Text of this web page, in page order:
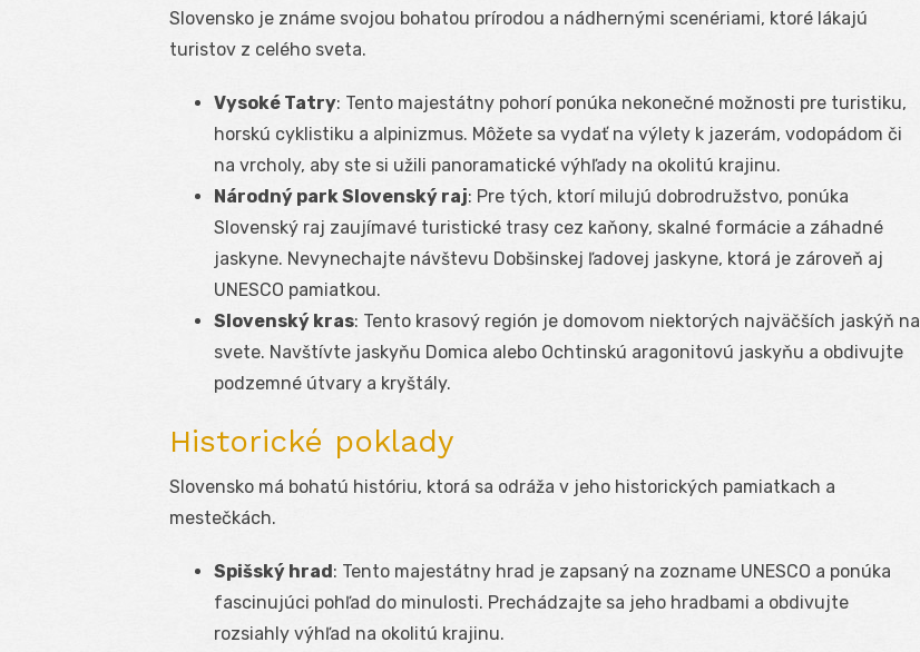
Slovensko je známe svojou bohatou prírodou a nádhernými scenériami, ktoré lákajú
turistov z celého sveta.
Vysoké Tatry: Tento majestátny pohorí ponúka nekonečné možnosti pre turistiku,
horskú cyklistiku a alpinizmus. Môžete sa vydať na výlety k jazerám, vodopádom či
na vrcholy, aby ste si užili panoramatické výhľady na okolitú krajinu.
Národný park Slovenský raj: Pre tých, ktorí milujú dobrodružstvo, ponúka
Slovenský raj zaujímavé turistické trasy cez kaňony, skalné formácie a záhadné
jaskyne. Nevynechajte návštevu Dobšinskej ľadovej jaskyne, ktorá je zároveň aj
UNESCO pamiatkou.
Slovenský kras: Tento krasový región je domovom niektorých najväčších jaskýň na
svete. Navštívte jaskyňu Domica alebo Ochtinskú aragonitovú jaskyňu a obdivujte
podzemné útvary a kryštály.
Historické poklady
Slovensko má bohatú históriu, ktorá sa odráža v jeho historických pamiatkach a
mestečkách.
Spišský hrad : Tento majestátny hrad je zapsaný na zozname UNESCO a ponúka
fascinujúci pohľad do minulosti. Prechádzajte sa jeho hradbami a obdivujte
rozsiahly výhľad na okolitú krajinu.